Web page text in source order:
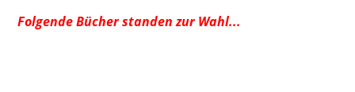
Folgende Bücher standen zur Wahl...